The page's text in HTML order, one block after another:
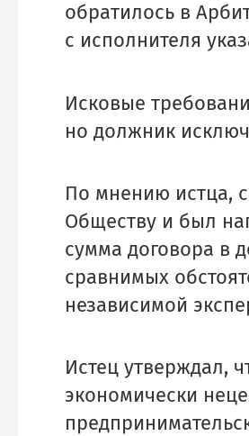
обратилось в
с исполнителя
Исковые
но должник
По мнению истца,
Обществу и был
сумма договора в
сравнимых
независимой
Истец утверждал,
экономически